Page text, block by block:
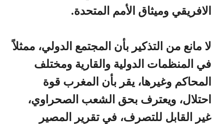
الافريقي وميثاق الأمم المتحدة.
لا مانع من التذكير بأن المجتمع الدولي، ممثلاً
في المنظمات الدولية والقارية ومختلف
المحاكم وغيرها، يقر بأن المغرب قوة
احتلال، ويعترف بحق الشعب الصحراوي،
غير القابل للتصرف، في تقرير المصير